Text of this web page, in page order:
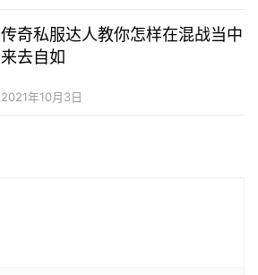
传奇私服达人教你怎样在混战当中
来去自如
2021年10月3日